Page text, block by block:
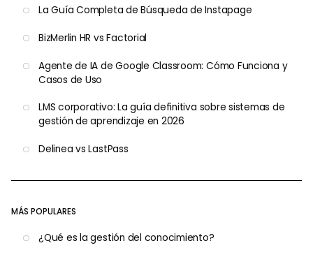
La Guía Completa de Búsqueda de Instapage
BizMerlin HR vs Factorial
Agente de IA de Google Classroom: Cómo Funciona y
Casos de Uso
LMS corporativo: La guía definitiva sobre sistemas de
gestión de aprendizaje en 2026
Delinea vs LastPass
MÁS POPULARES
¿Qué es la gestión del conocimiento?